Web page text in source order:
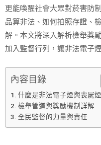
更能喚醒社會大眾對菸害防
品算非法、如何拍照存證、
解。本文將深入解析檢舉獎
加入監督行列，讓非法電子
內容目錄
什麼是非法電子煙與喪屍
檢舉管道與獎勵機制詳解
全民監督的力量與責任